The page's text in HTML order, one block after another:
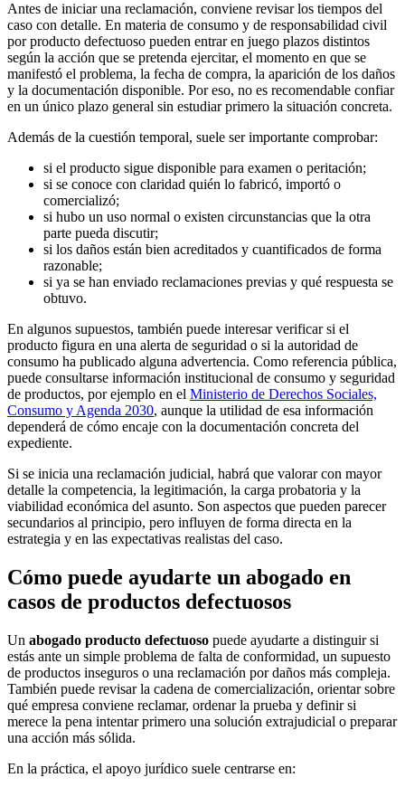
Antes de iniciar una reclamación, conviene revisar los tiempos del
caso con detalle. En materia de consumo y de responsabilidad civil
por producto defectuoso pueden entrar en juego plazos distintos
según la acción que se pretenda ejercitar, el momento en que se
manifestó el problema, la fecha de compra, la aparición de los daños
y la documentación disponible. Por eso, no es recomendable confiar
en un único plazo general sin estudiar primero la situación concreta.
Además de la cuestión temporal, suele ser importante comprobar:
si el producto sigue disponible para examen o peritación;
si se conoce con claridad quién lo fabricó, importó o
comercializó;
si hubo un uso normal o existen circunstancias que la otra
parte pueda discutir;
si los daños están bien acreditados y cuantificados de forma
razonable;
si ya se han enviado reclamaciones previas y qué respuesta se
obtuvo.
En algunos supuestos, también puede interesar verificar si el
producto figura en una alerta de seguridad o si la autoridad de
consumo ha publicado alguna advertencia. Como referencia pública,
puede consultarse información institucional de consumo y seguridad
de productos, por ejemplo en el Ministerio de Derechos Sociales,
Consumo y Agenda 2030, aunque la utilidad de esa información
dependerá de cómo encaje con la documentación concreta del
expediente.
Si se inicia una reclamación judicial, habrá que valorar con mayor
detalle la competencia, la legitimación, la carga probatoria y la
viabilidad económica del asunto. Son aspectos que pueden parecer
secundarios al principio, pero influyen de forma directa en la
estrategia y en las expectativas realistas del caso.
Cómo puede ayudarte un abogado en
casos de productos defectuosos
Un abogado producto defectuoso puede ayudarte a distinguir si
estás ante un simple problema de falta de conformidad, un supuesto
de productos inseguros o una reclamación por daños más compleja.
También puede revisar la cadena de comercialización, orientar sobre
qué empresa conviene reclamar, ordenar la prueba y definir si
merece la pena intentar primero una solución extrajudicial o preparar
una acción más sólida.
En la práctica, el apoyo jurídico suele centrarse en: